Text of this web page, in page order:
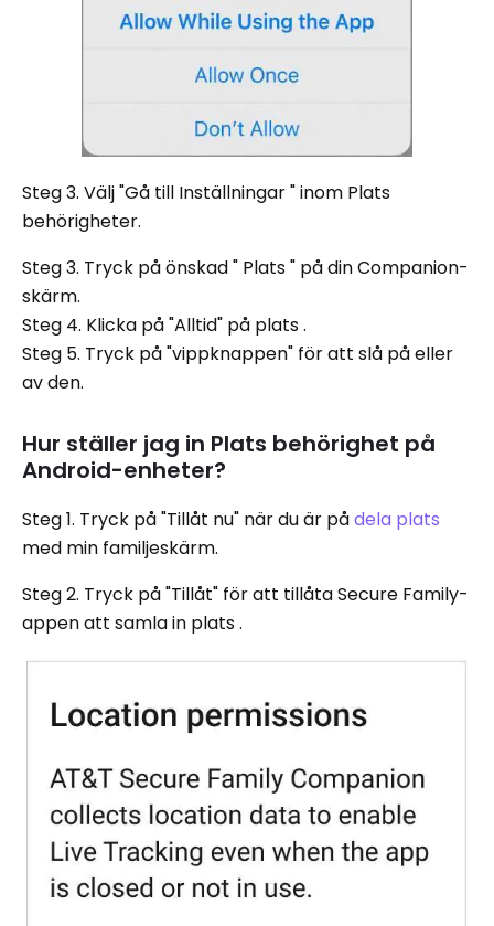
Steg 3. Välj "Gå till Inställningar " inom Plats
behörigheter.
Steg 3. Tryck på önskad " Plats " på din Companion-
skärm.
Steg 4. Klicka på "Alltid" på plats .
Steg 5. Tryck på "vippknappen" för att slå på eller
av den.
Hur ställer jag in Plats behörighet på
Android-enheter?
Steg 1. Tryck på "Tillåt nu" när du är pådela plats
med min familjeskärm.
Steg 2. Tryck på "Tillåt" för att tillåta Secure Family-
appen att samla in plats .